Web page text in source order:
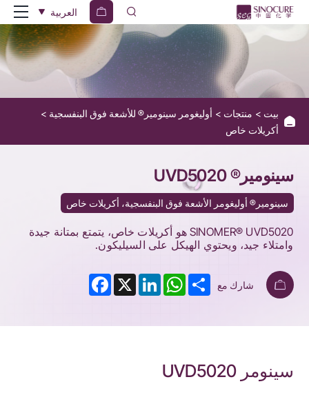
SINOMER
UVD5020
العربية
بيت منتجات
أوليغومر سينومير® للأشعة فوق البنفسجية
أكريلات خاص
سينومير® UVD5020
سينومير® أوليغومر الأشعة فوق البنفسجية، أكريلات خاص
SINOMER® UVD5020 هو أكريلات خاص، يتمتع بمتانة جيدة
وامتلاء جيد، ويحتوي الهيكل على السيليكون.
شارك مع Facebook X
LinkedIn
WhatsAppShare
سينومر UVD5020